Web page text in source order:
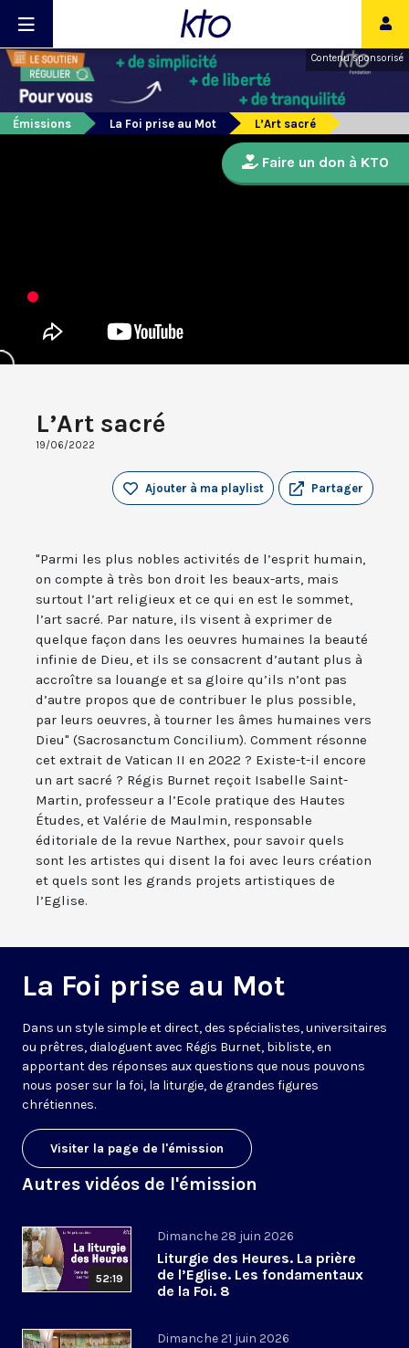
Contenu sponsorisé
Émissions La Foi prise au Mot L’Art sacré
L’Art sacré
19/06/2022
Partager
Ajouter à ma playlist
"Parmi les plus nobles activités de l’esprit humain,
on compte à très bon droit les beaux-arts, mais
surtout l’art religieux et ce qui en est le sommet,
l’art sacré. Par nature, ils visent à exprimer de
quelque façon dans les oeuvres humaines la beauté
infinie de Dieu, et ils se consacrent d’autant plus à
accroître sa louange et sa gloire qu’ils n’ont pas
d’autre propos que de contribuer le plus possible,
par leurs oeuvres, à tourner les âmes humaines vers
Dieu" (Sacrosanctum Concilium). Comment résonne
cet extrait de Vatican II en 2022 ? Existe-t-il encore
un art sacré ? Régis Burnet reçoit Isabelle Saint-
Martin, professeur a l’Ecole pratique des Hautes
Études, et Valérie de Maulmin, responsable
éditoriale de la revue Narthex, pour savoir quels
sont les artistes qui disent la foi avec leurs création
et quels sont les grands projets artistiques de
l’Eglise.
La Foi prise au Mot
Dans un style simple et direct, des spécialistes, universitaires
ou prêtres, dialoguent avec Régis Burnet, bibliste, en
apportant des réponses aux questions que nous pouvons
nous poser sur la foi, la liturgie, de grandes figures
chrétiennes.
Visiter la page de l'émission
Autres vidéos de l'émission
52:19
Dimanche 28 juin 2026
Liturgie des Heures. La prière
de l’Eglise. Les fondamentaux
de la Foi. 8
Dimanche 21 juin 2026
Faire un don à KTO